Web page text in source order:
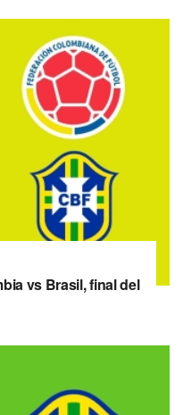
vs Brasil, final del